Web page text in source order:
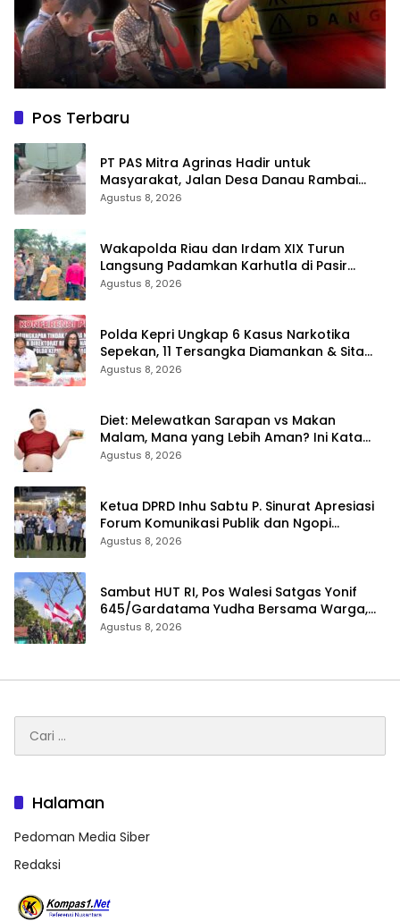
Pos Terbaru
‎PT PAS Mitra Agrinas Hadir untuk
Masyarakat, Jalan Desa Danau Rambai
Dirawat dan Disiram
Agustus 8, 2026
Wakapolda Riau dan Irdam XIX Turun
Langsung Padamkan Karhutla di Pasir
Limau Kapas Rohil
Agustus 8, 2026
Polda Kepri Ungkap 6 Kasus Narkotika
Sepekan, 11 Tersangka Diamankan & Sita
402 Gram Sabu
Agustus 8, 2026
Diet: Melewatkan Sarapan vs Makan
Malam, Mana yang Lebih Aman? Ini Kata
Dokter
Agustus 8, 2026
Ketua DPRD Inhu Sabtu P. Sinurat Apresiasi
Forum Komunikasi Publik dan Ngopi
Bersama Kejari Inhu
Agustus 8, 2026
Sambut HUT RI, Pos Walesi Satgas Yonif
645/Gardatama Yudha Bersama Warga,
Kibarkan Merah Putih di Bukit Walesi
Agustus 8, 2026
untuk:
Halaman
Pedoman Media Siber
Redaksi